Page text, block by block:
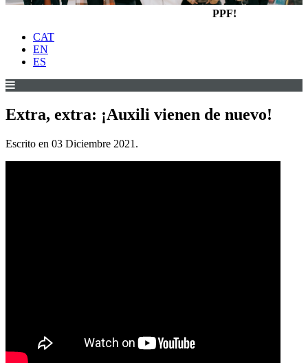
PPF!
CAT
EN
ES
Extra, extra: ¡Auxili vienen de nuevo!
Escrito en 03 Diciembre 2021 .